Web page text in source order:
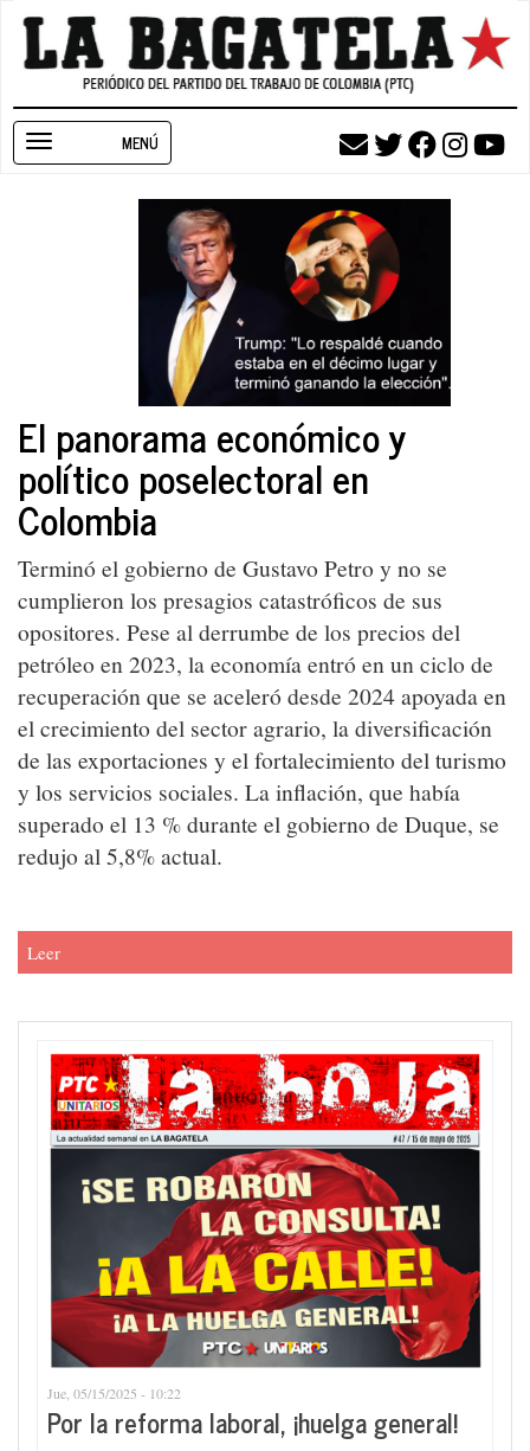
Pasar
contenido
navigation
El panorama económico y
político poselectoral en
Colombia
Terminó el gobierno de Gustavo Petro y no se
cumplieron los presagios catastróficos de sus
opositores. Pese al derrumbe de los precios del
petróleo en 2023, la economía entró en un ciclo de
recuperación que se aceleró desde 2024 apoyada en
el crecimiento del sector agrario, la diversificación
de las exportaciones y el fortalecimiento del turismo
y los servicios sociales. La inflación, que había
superado el 13 % durante el gobierno de Duque, se
redujo al 5,8% actual.
Leer
Jue, 05/15/2025 - 10:22
Por la reforma laboral, ¡huelga general!